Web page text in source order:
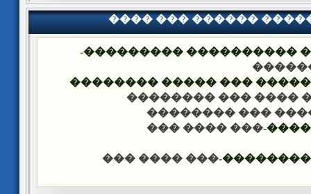
���� ��� ������
�������� �� ���
-
���
���� ����� �������� ���
-��� ���� ���
-��� ���� ���
-��� ���� ���
������
-��� ���� ���